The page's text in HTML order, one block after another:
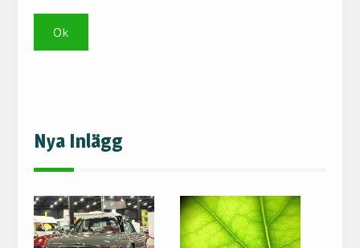
Nya Inlägg